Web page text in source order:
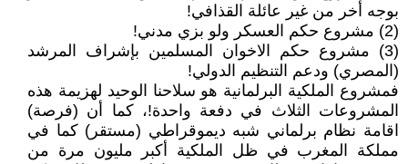
بوجه أخر من غير عائلة القذافي!
(2) مشروع حكم العسكر ولو بزي مدني!
(3) مشروع حكم الاخوان المسلمين بإشراف المرشد
(المصري) ودعم التنظيم الدولي!
فمشروع الملكية البرلمانية هو سلاحنا الوحيد لهزيمة هذه
المشروعات الثلاث في دفعة واحدة!، كما أن (فرصة)
اقامة نظام برلماني شبه ديموقراطي (مستقر) كما في
مملكة المغرب في ظل الملكية أكبر مليون مرة من